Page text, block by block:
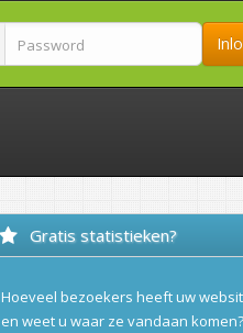
Gratis statistieken?
Hoeveel bezoekers heeft uw
en weet u waar ze vandaan komen?